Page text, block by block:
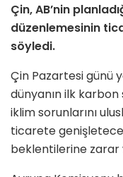
Çin, AB’nin
düzenlemesinin
söyledi.
Çin Pazartesi günü
dünyanın ilk karbon
iklim sorunlarını
ticarete
beklentilerine zarar